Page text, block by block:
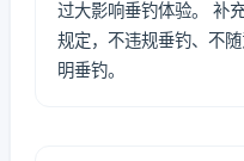
过大影响垂钓体验。 补
规定，不违规垂钓、不
明垂钓。